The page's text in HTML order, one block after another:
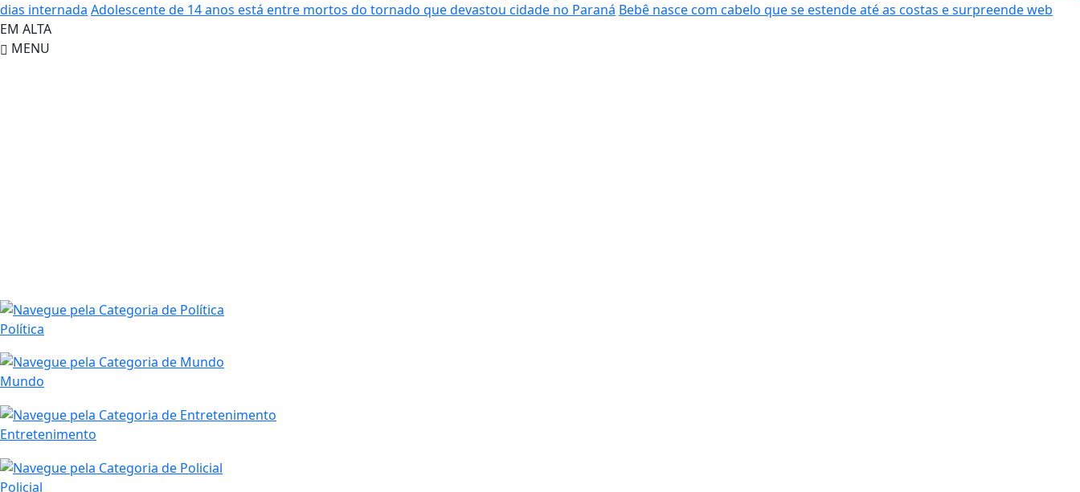
dias internada Adolescente de 14 anos está entre mortos do tornado que devastou cidade no Paraná Bebê nasce com cabelo que se estende até as costas e surpreende web
EM ALTA
MENU
Política
Mundo
Entretenimento
Policial